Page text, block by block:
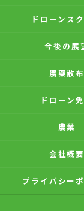
ドローンス
今後の展
農薬散布
ドローン
農業
会社概要
プライバシー